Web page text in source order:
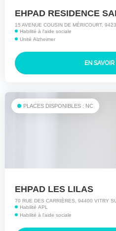
15 AVENUE COUSIN DE MÉRICOURT,
Habilité à l'aide sociale
Unité Alzheimer
EN
PLACES DISPONIBLES : NC
EHPAD LES LILAS
70 RUE DES CARRIÈRES, 94400 VITRY
Habilité APL
Habilité à l'aide sociale